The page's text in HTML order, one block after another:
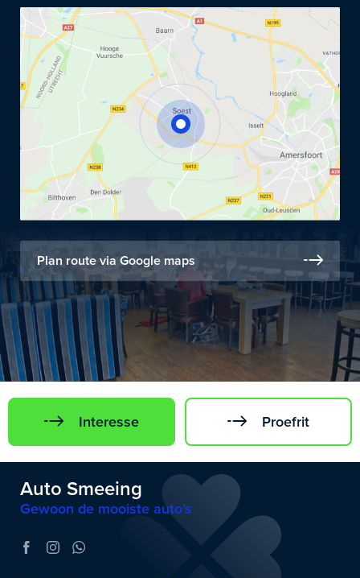
Plan route via Google maps
Interesse Proefrit
Auto Smeeing
Gewoon de mooiste auto’s